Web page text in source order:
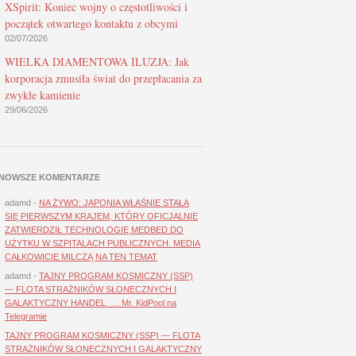
XSpirit: Koniec wojny o częstotliwości i
początek otwartego kontaktu z obcymi
02/07/2026
WIELKA DIAMENTOWA ILUZJA: Jak
korporacja zmusiła świat do przepłacania za
zwykłe kamienie
29/06/2026
KOMENTARZE
adamd - NA ŻYWO: JAPONIA WŁAŚNIE STAŁA
SIĘ PIERWSZYM KRAJEM, KTÓRY OFICJALNIE
ZATWIERDZIŁ TECHNOLOGIĘ MEDBED DO
UŻYTKU W SZPITALACH PUBLICZNYCH. MEDIA
CAŁKOWICIE MILCZĄ NA TEN TEMAT
adamd - TAJNY PROGRAM KOSMICZNY (SSP)
— FLOTA STRAŻNIKÓW SŁONECZNYCH I
GALAKTYCZNY HANDEL. … Mr. KidPool na
Telegramie
TAJNY PROGRAM KOSMICZNY (SSP) — FLOTA
STRAŻNIKÓW SŁONECZNYCH I GALAKTYCZNY